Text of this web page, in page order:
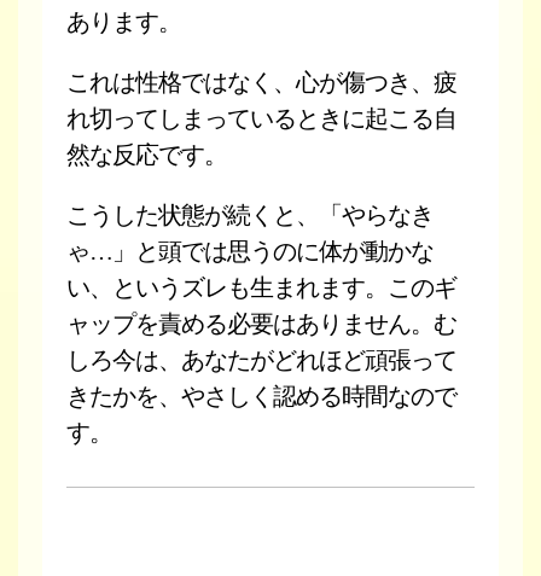
あります。
これは性格ではなく、心が傷つき、疲
れ切ってしまっているときに起こる自
然な反応です。
こうした状態が続くと、「やらなき
ゃ…」と頭では思うのに体が動かな
い、というズレも生まれます。このギ
ャップを責める必要はありません。む
しろ今は、あなたがどれほど頑張って
きたかを、やさしく認める時間なので
す。